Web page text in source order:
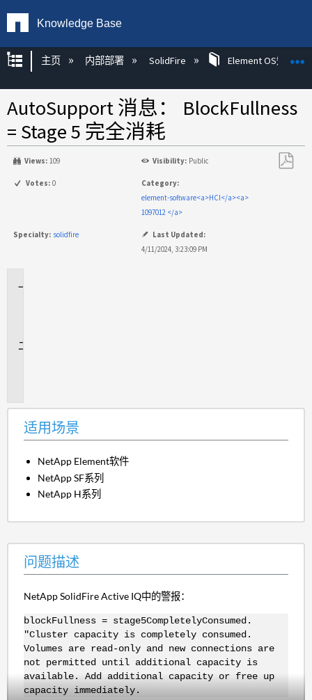
Knowledge Base
扩展/隐缩全局层次
主页 内部部署 SolidFire Element OS知识库
AutoSupport 消息： BlockFullness
= Stage 5 完全消耗
Views: 109 Visibility: Public
Votes: 0
Category:
element-software<a>HCI</a><a>
1097012 </a>
Specialty: solidfire
Last Updated:
4/11/2024, 3:23:09 PM
适用场景
NetApp Element软件
NetApp SF系列
NetApp H系列
问题描述
NetApp SolidFire Active IQ中的警报：
blockFullness = stage5CompletelyConsumed.
"Cluster capacity is completely consumed.
Volumes are read-only and new connections are
not permitted until additional capacity is
available. Add additional capacity or free up
capacity immediately.